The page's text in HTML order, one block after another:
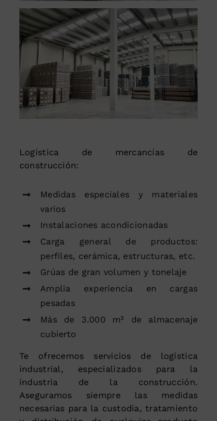
Logística de mercancías de
construcción:
Medidas especiales y materiales
varios
Instalaciones acondicionadas
Carga general de productos:
perfiles, cerámica, estructuras, etc.
Grúas de gran volumen y tonelaje
Amplia experiencia en cargas
pesadas
Más de 3.000 m² de almacenaje
cubierto
Te ofrecemos servicios de logística
industrial, especializados para la
industria de la construcción.
Aseguramos siempre las medidas
necesarias para la custodia, tratamiento